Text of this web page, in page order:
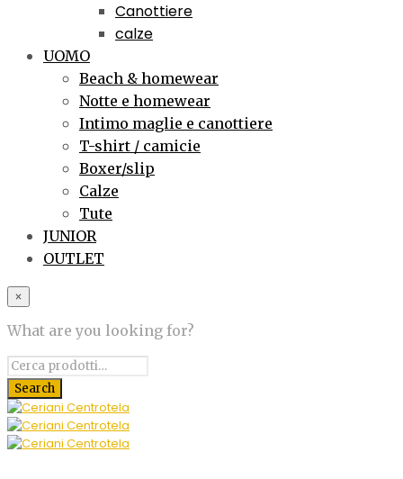
Canottiere
calze
UOMO
Beach & homewear
Notte e homewear
Intimo maglie e canottiere
T-shirt / camicie
Boxer/slip
Calze
Tute
JUNIOR
OUTLET
×
What are you looking for?